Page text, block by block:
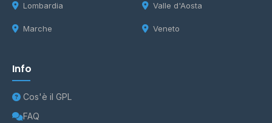
Lombardia
Marche
Valle d'Aosta
Veneto
Info
Cos'è il GPL
FAQ